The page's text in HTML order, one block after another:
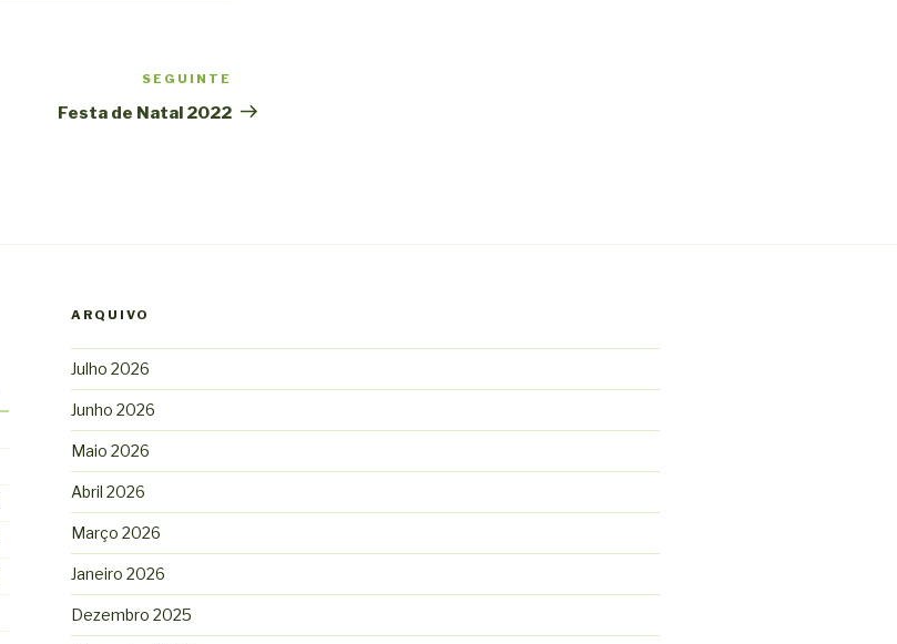
seguinte
SEGUINTE
Festa de Natal 2022
ARQUIVO
Julho 2026
Junho 2026
Maio 2026
Abril 2026
Março 2026
Janeiro 2026
Dezembro 2025